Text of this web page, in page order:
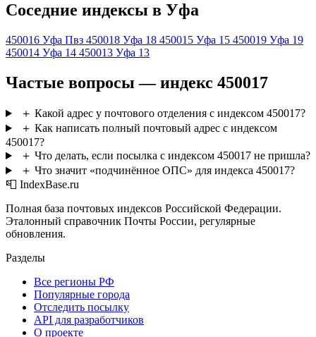
Соседние индексы в Уфа
450016 Уфа Пвз 450018 Уфа 18 450015 Уфа 15 450019 Уфа 19
450014 Уфа 14 450013 Уфа 13
Частые вопросы — индекс 450017
＋ Какой адрес у почтового отделения с индексом 450017?
＋ Как написать полный почтовый адрес с индексом
450017?
＋ Что делать, если посылка с индексом 450017 не пришла?
＋ Что значит «подчинённое ОПС» для индекса 450017?
📮 IndexBase.ru
Полная база почтовых индексов Российской Федерации.
Эталонный справочник Почты России, регулярные
обновления.
Разделы
Все регионы РФ
Популярные города
Отследить посылку
API для разработчиков
О проекте